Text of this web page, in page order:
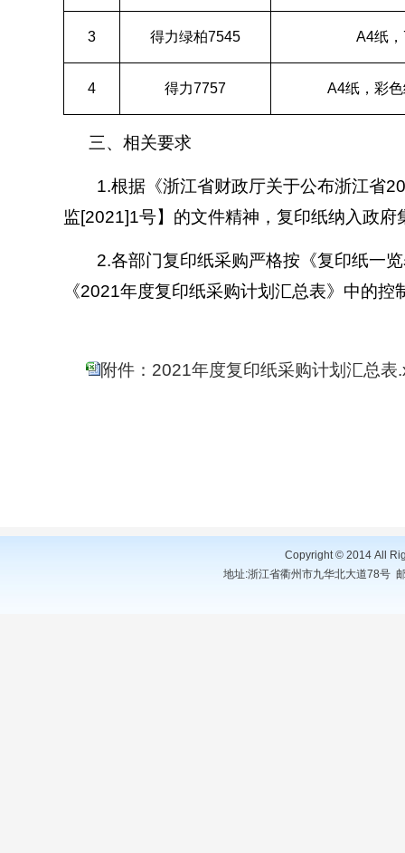
3 得力绿柏7545 A4纸，
4 得力7757 A4纸，彩
三、相关要求
1.根据《浙江省财政厅关于公布浙江省
监[2021]1号】的文件精神，复印纸纳入政府
2.各部门复印纸采购严格按《复印纸一
《2021年度复印纸采购计划汇总表》中的控
附件：2021年度复印纸采购计划汇总表
Copyright © 2014 All
地址:浙江省衢州市九华北大道78号